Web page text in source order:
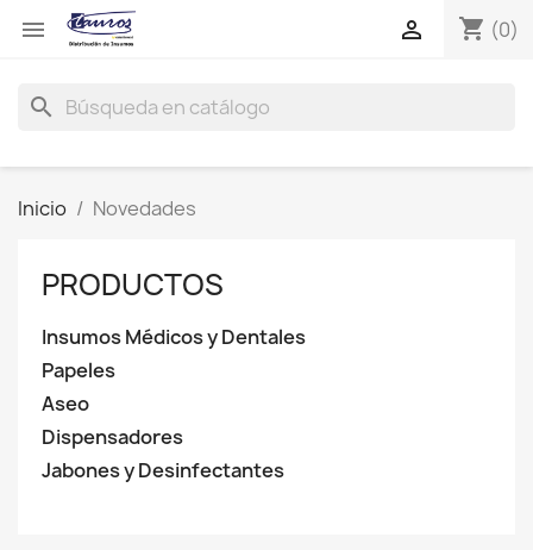
 shopping_cart (0)

search
Inicio Novedades
PRODUCTOS
Insumos Médicos y Dentales
Papeles
Aseo
Dispensadores
Jabones y Desinfectantes